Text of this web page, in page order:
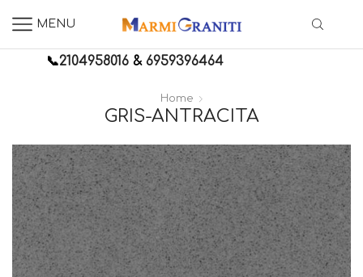
MENU
📞2104958016 &6959396464
Home
GRIS-ANTRACITA